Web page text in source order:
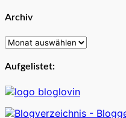
Archiv
Archiv
Aufgelistet: